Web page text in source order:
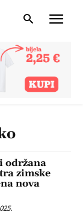
održana
zimske
nova